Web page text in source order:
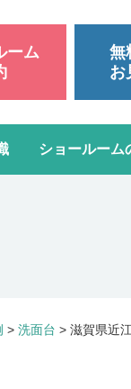
ーム
無
お
ショールーム
> 洗面台 > 滋賀県近